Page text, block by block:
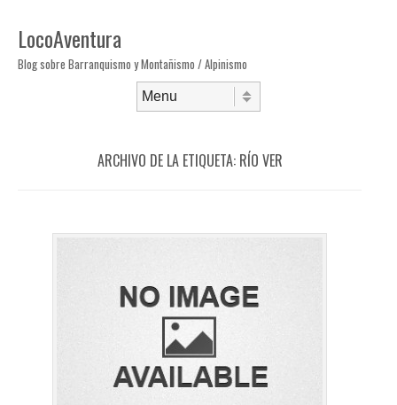
LocoAventura
Blog sobre Barranquismo y Montañismo / Alpinismo
ARCHIVO DE LA ETIQUETA: RÍO VER